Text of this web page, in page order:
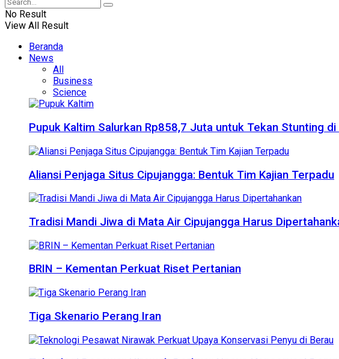
No Result
View All Result
Beranda
News
All
Business
Science
Pupuk Kaltim Salurkan Rp858,7 Juta untuk Tekan Stunting
Aliansi Penjaga Situs Cipujangga: Bentuk Tim Kajian Terpadu
Tradisi Mandi Jiwa di Mata Air Cipujangga Harus
BRIN – Kementan Perkuat Riset Pertanian
Tiga Skenario Perang Iran